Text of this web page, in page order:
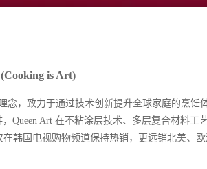
is Art)
，致力于通过技术创新提升全球家庭的烹
Queen Art 在不粘涂层技术、多层复合材料
韩国电视购物频道保持热销，更远销北美、